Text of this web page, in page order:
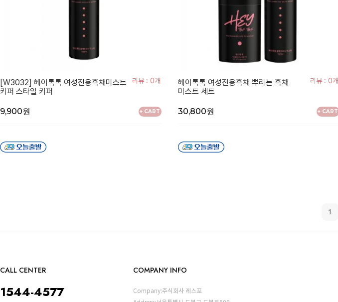
리뷰 : 0개
[W3032] 헤이톡톡 여성전용흑채미스트
키퍼 스타일 키퍼
9,900원 + CART
리뷰 : 0개
헤이톡톡 여성전용흑채 뿌리는 흑채
미스트 세트
30,800원 + CART
1
CALL CENTER
1544-4577
COMPANY INFO
Company:주식회사 레스포